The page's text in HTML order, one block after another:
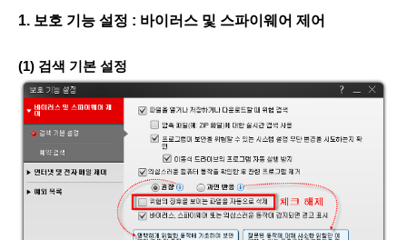
1. 보호 기능 설정 : 바이러스 및 스파이웨어 제어
(1) 검색 기본 설정